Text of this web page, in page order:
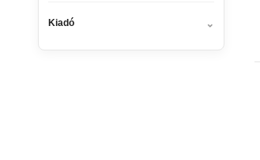
Kiadó